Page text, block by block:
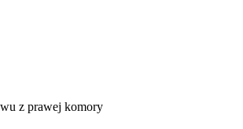
z prawej komory